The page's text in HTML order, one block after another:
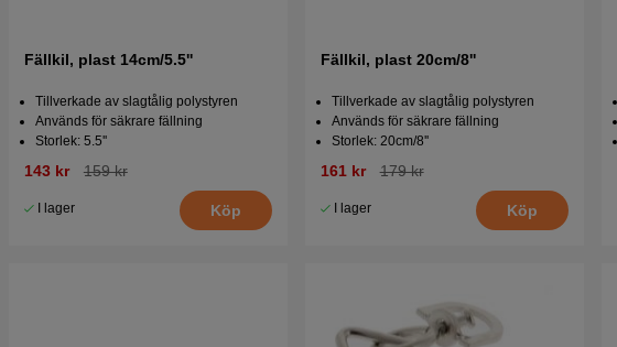
Fällkil, plast 14cm/5.5''
Tillverkade av slagtålig polystyren
Används för säkrare fällning
Storlek: 5.5''
143 kr 159 kr
I lager Köp
Fällkil, plast 20cm/8''
Tillverkade av slagtålig polystyren
Används för säkrare fällning
Storlek: 20cm/8''
161 kr 179 kr
I lager Köp